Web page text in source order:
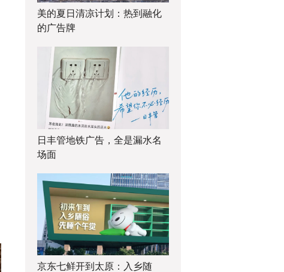
美的夏日清凉计划：热到融化
的广告牌
日丰管地铁广告，全是漏水名
场面
京东七鲜开到太原：入乡随